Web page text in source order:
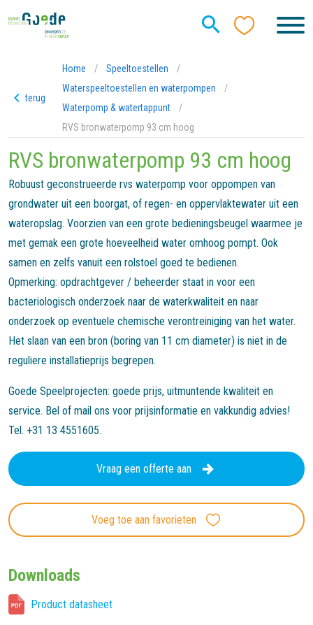
terug
Home / Speeltoestellen
/
Waterspeeltoestellen en waterpompen
/
Waterpomp & watertappunt
/
RVS bronwaterpomp 93 cm hoog
RVS bronwaterpomp 93 cm hoog
Robuust geconstrueerde rvs waterpomp voor oppompen van
grondwater uit een boorgat, of regen- en oppervlaktewater uit een
wateropslag. Voorzien van een grote bedieningsbeugel waarmee je
met gemak een grote hoeveelheid water omhoog pompt. Ook
samen en zelfs vanuit een rolstoel goed te bedienen.
Opmerking: opdrachtgever / beheerder staat in voor een
bacteriologisch onderzoek naar de waterkwaliteit en naar
onderzoek op eventuele chemische verontreiniging van het water.
Het slaan van een bron (boring van 11 cm diameter) is niet in de
reguliere installatieprijs begrepen.
Goede Speelprojecten: goede prijs, uitmuntende kwaliteit en
service. Bel of mail ons voor prijsinformatie en vakkundig advies!
Tel. +31 13 4551605.
Vraag een offerte aan
Voeg toe aan favorieten
Downloads
Product datasheet